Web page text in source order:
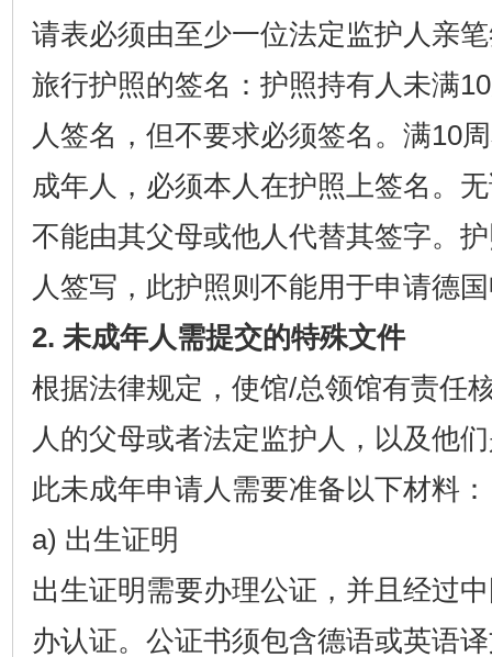
请表必须由至少一位法定监护人亲
旅行护照的签名：护照持有人未满
人签名，但不要求必须签名。满10
成年人，必须本人在护照上签名。
不能由其父母或他人代替其签字。
人签写，此护照则不能用于申请德
2. 未成年人需提交的特殊文件
根据法律规定，使馆/总领馆有责任
人的父母或者法定监护人，以及他
此未成年申请人需要准备以下材料：
a) 出生证明
出生证明需要办理公证，并且经过
办认证。公证书须包含德语或英语